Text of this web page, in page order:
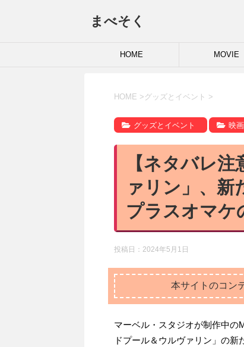
まべそく
HOME MOVIE
HOME > グッズとイベント >
グッズとイベント 映画
【ネタバレ
ァリン」、新
プラスオマケ
投稿日： 2024年5月1日
本サイトのコン
マーベル・スタジオが制作中の
ドプール＆ウルヴァリン」の